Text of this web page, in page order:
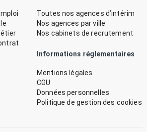
Toutes nos agences d’intérim
Nos agences par ville
Nos cabinets de recrutement
Informations réglementaires
Mentions légales
CGU
Données personnelles
Politique de gestion des cookies